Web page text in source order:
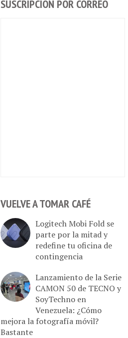
SUSCRIPCIÓN POR CORREO
VUELVE A TOMAR CAFÉ
Logitech Mobi Fold se
parte por la mitad y
redefine tu oficina de
contingencia
Lanzamiento de la Serie
CAMON 50 de TECNO y
SoyTechno en
Venezuela: ¿Cómo
mejora la fotografía móvil?
Bastante